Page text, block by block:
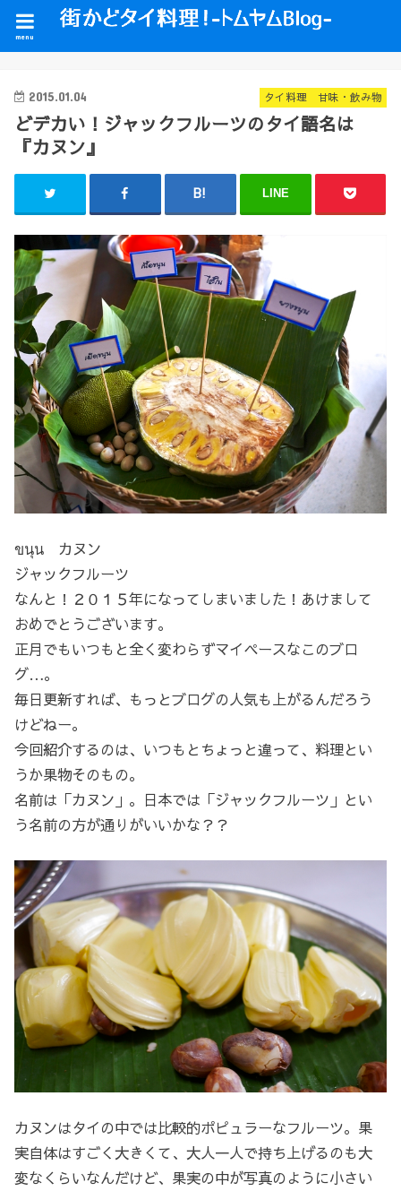
menu
タイ料理 甘味・飲み物
2015.01.04
どデカい！ジャックフルーツのタイ語名は
『カヌン』
LINE
ขนุน カヌン
ジャックフルーツ
なんと！２０１５年になってしまいました！あけまして
おめでとうございます。
正月でもいつもと全く変わらずマイペースなこのブロ
グ…。
毎日更新すれば、もっとブログの人気も上がるんだろう
けどねー。
今回紹介するのは、いつもとちょっと違って、料理とい
うか果物そのもの。
名前は「カヌン」。日本では「ジャックフルーツ」とい
う名前の方が通りがいいかな？？
カヌンはタイの中では比較的ポピュラーなフルーツ。果
実自体はすごく大きくて、大人一人で持ち上げるのも大
変なくらいなんだけど、果実の中が写真のように小さい